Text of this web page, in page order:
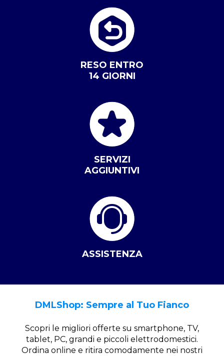
RESO ENTRO
14 GIORNI
SERVIZI
AGGIUNTIVI
ASSISTENZA
DMLShop: Sempre al Tuo Fianco
Scopri le migliori offerte su smartphone, TV,
tablet, PC, grandi e piccoli elettrodomestici.
Ordina online e ritira comodamente nei nostri